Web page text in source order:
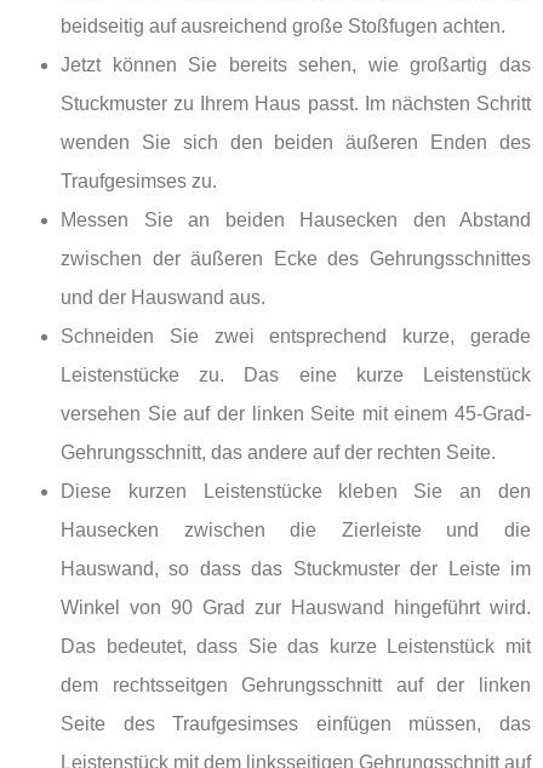
beidseitig auf ausreichend große Stoßfugen achten.
Jetzt können Sie bereits sehen, wie großartig das
Stuckmuster zu Ihrem Haus passt. Im nächsten Schritt
wenden Sie sich den beiden äußeren Enden des
Traufgesimses zu.
Messen Sie an beiden Hausecken den Abstand
zwischen der äußeren Ecke des Gehrungsschnittes
und der Hauswand aus.
Schneiden Sie zwei entsprechend kurze, gerade
Leistenstücke zu. Das eine kurze Leistenstück
versehen Sie auf der linken Seite mit einem 45-Grad-
Gehrungsschnitt, das andere auf der rechten Seite.
Diese kurzen Leistenstücke kleben Sie an den
Hausecken zwischen die Zierleiste und die
Hauswand, so dass das Stuckmuster der Leiste im
Winkel von 90 Grad zur Hauswand hingeführt wird.
Das bedeutet, dass Sie das kurze Leistenstück mit
dem rechtsseitgen Gehrungsschnitt auf der linken
Seite des Traufgesimses einfügen müssen, das
Leistenstück mit dem linksseitigen Gehrungsschnitt auf